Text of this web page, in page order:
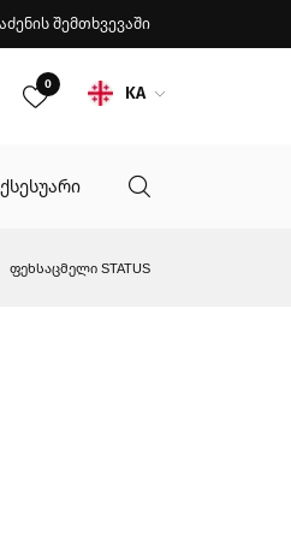
შემთხვევაში
0 KA
ფეხსაცმელი STATUS